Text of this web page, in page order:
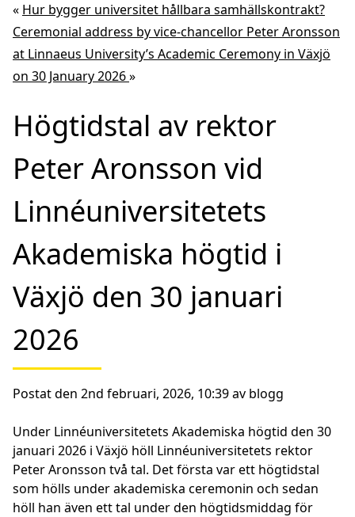
« Hur bygger universitet hållbara samhällskontrakt?
Ceremonial address by vice-chancellor Peter Aronsson
at Linnaeus University’s Academic Ceremony in Växjö
on 30 January 2026»
Högtidstal av rektor
Peter Aronsson vid
Linnéuniversitetets
Akademiska högtid i
Växjö den 30 januari
2026
Postat den 2nd februari, 2026, 10:39 av blogg
Under Linnéuniversitetets Akademiska högtid den 30
januari 2026 i Växjö höll Linnéuniversitetets rektor
Peter Aronsson två tal. Det första var ett högtidstal
som hölls under akademiska ceremonin och sedan
höll han även ett tal under den högtidsmiddag för